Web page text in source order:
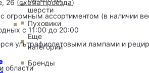
шерсти
Пуховики
Еще
категории
Бренды
26 (схема проезда)
огромным ассортиментом (в наличии
с 11:00 до 20:00
ультрафиолетовыми лампами и